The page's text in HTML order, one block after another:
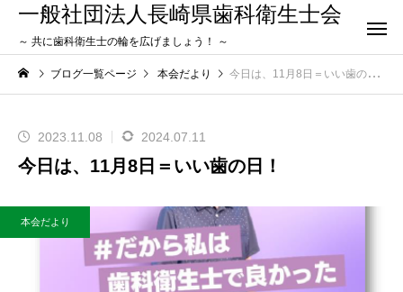
一般社団法人長崎県歯科衛生士会
～ 共に歯科衛生士の輪を広げましょう！ ～
ブログ一覧ページ 本会だより 今日は、11月8日＝いい歯の日！
2023.11.08 2024.07.11
今日は、11月8日＝いい歯の日！
本会だより